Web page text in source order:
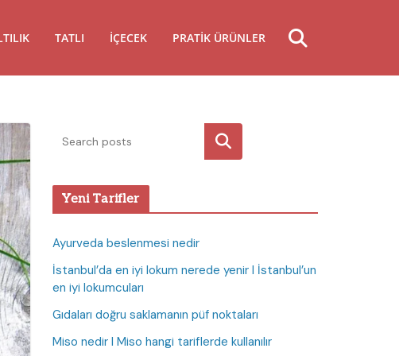
TATLI İÇECEK PRATIK ÜRÜNLER
Ara
Yeni Tarifler
Ayurveda beslenmesi nedir
İstanbul’da en iyi lokum nerede yenir I İstanbul’un
en iyi lokumcuları
Gıdaları doğru saklamanın püf noktaları
Miso nedir I Miso hangi tariflerde kullanılır